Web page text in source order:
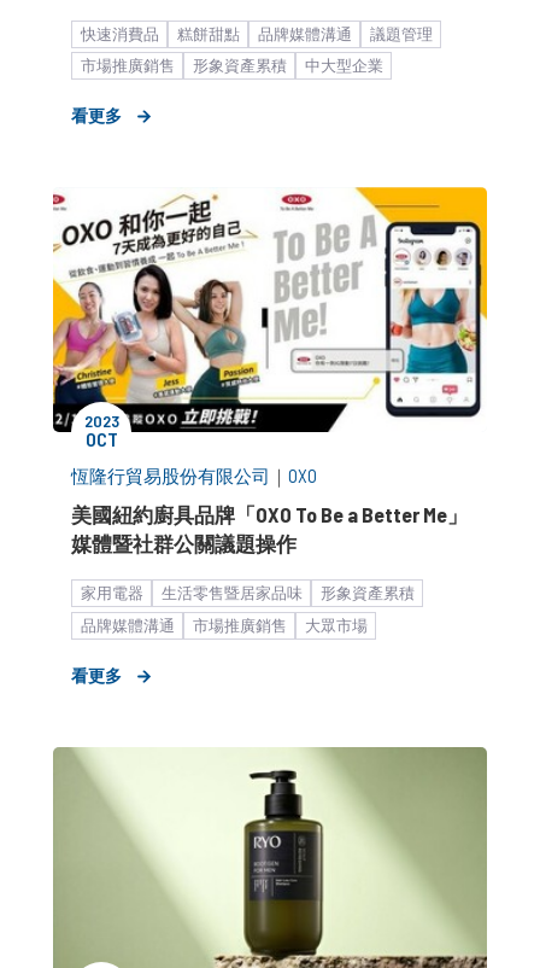
快速消費品 糕餅甜點 品牌媒體溝通
議題管理
市場推廣銷售
形象資產累積
中大型企業
看更多
2023
OCT
恆隆行貿易股份有限公司 ｜ OXO
美國紐約廚具品牌「OXO To Be a Better Me」
媒體暨社群公關議題操作
家用電器 生活零售暨居家品味
形象資產累積
品牌媒體溝通
市場推廣銷售
大眾市場
數位行銷解決方案
看更多